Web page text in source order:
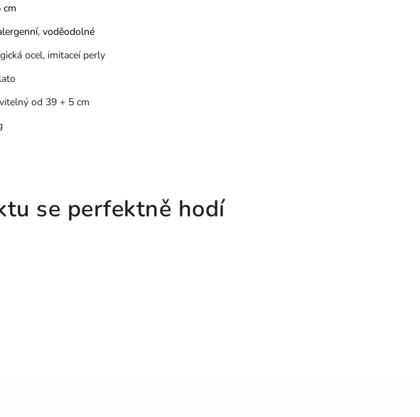
cm
, voděodolné
ocel, imitaceí perly
od 39 + 5 cm
se perfektně hodí